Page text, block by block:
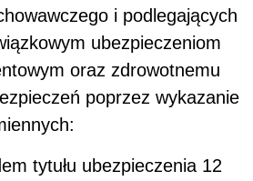
i podlegających
ubezpieczeniom
oraz zdrowotnemu
poprzez wykazanie
tytułu ubezpieczenia 12